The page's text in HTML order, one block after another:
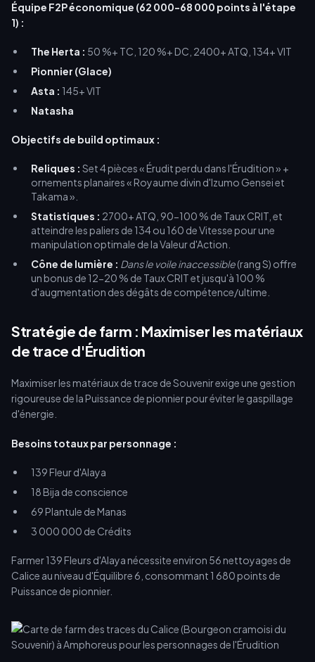
Équipe F2P économique (62 000-68 000 points à l'étape
1) :
The Herta : 50 %+ TC, 120 %+ DC, 2400+ ATQ, 134+ VIT
Pionnier (Glace)
Asta : 145+ VIT
Natasha
Objectifs de build optimaux :
Reliques : Set 4 pièces « Érudit perdu dans l'Érudition » +
ornements planaires « Royaume divin d'Izumo Gensei et
Takama ».
Statistiques : 2700+ ATQ, 90-100 % de Taux CRIT, et
atteindre les paliers de 134 ou 160 de Vitesse pour une
manipulation optimale de la Valeur d'Action.
Cône de lumière : Dans le voile inaccessible(rang S) offre
un bonus de 12-20 % de Taux CRIT et jusqu'à 100 %
d'augmentation des dégâts de compétence/ultime.
Stratégie de farm : Maximiser les matériaux
de trace d'Érudition
Maximiser les matériaux de trace de Souvenir exige une gestion
rigoureuse de la Puissance de pionnier pour éviter le gaspillage
d'énergie.
Besoins totaux par personnage :
139 Fleur d'Alaya
18 Bija de conscience
69 Plantule de Manas
3 000 000 de Crédits
Farmer 139 Fleurs d'Alaya nécessite environ 56 nettoyages de
Calice au niveau d'Équilibre 6, consommant 1 680 points de
Puissance de pionnier.